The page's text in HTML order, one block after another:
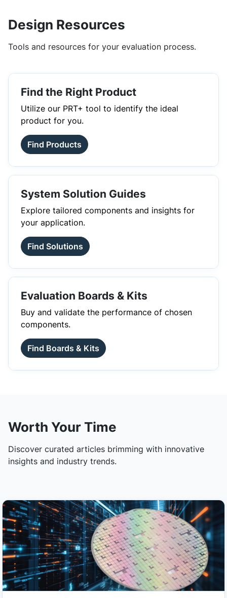
Design Resources
Tools and resources for your evaluation process.
Find the Right Product
Utilize our PRT+ tool to identify the ideal
product for you.
Find Products
System Solution Guides
Explore tailored components and insights for
your application.
Find Solutions
Evaluation Boards & Kits
Buy and validate the performance of chosen
components.
Find Boards & Kits
Worth Your Time
Discover curated articles brimming with innovative
insights and industry trends.